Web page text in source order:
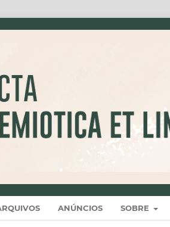
ANÚNCIOS SOBRE